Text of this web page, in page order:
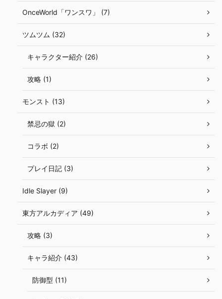
OnceWorld「ワンスワ」 (7)
ツムツム (32)
キャラクター紹介 (26)
攻略 (1)
モンスト (13)
禁忌の獄 (2)
コラボ (2)
プレイ日記 (3)
Idle Slayer (9)
東方アルカディア (49)
攻略 (3)
キャラ紹介 (43)
防御型 (11)